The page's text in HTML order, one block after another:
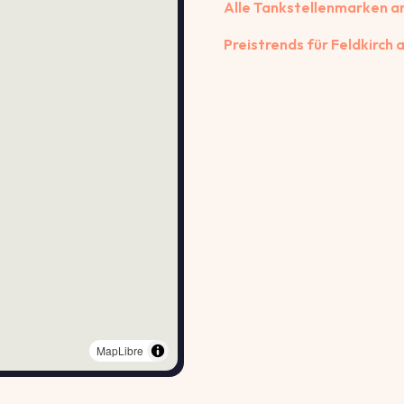
MapLibre
Alle Tankstellenmarken
Preistrends für Feldkirch